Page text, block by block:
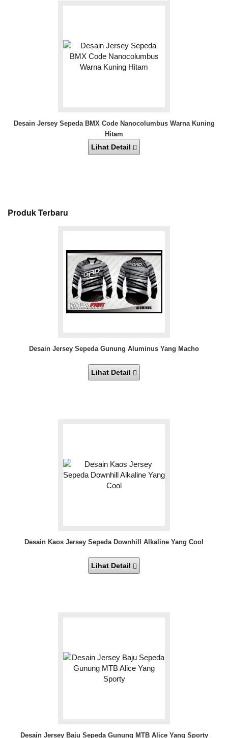
Desain Jersey Sepeda BMX Code Nanocolumbus Warna Kuning
Hitam
Lihat Detail
Produk Terbaru
Desain Jersey Sepeda Gunung Aluminus Yang Macho
Lihat Detail
Desain Kaos Jersey Sepeda Downhill Alkaline Yang Cool
Lihat Detail
Desain Jersey Baju Sepeda Gunung MTB Alice Yang Sporty